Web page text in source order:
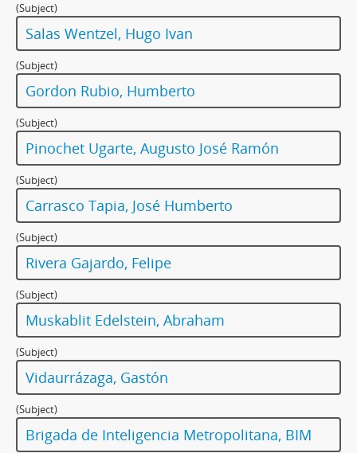
(Subject)
Salas Wentzel, Hugo Ivan
(Subject)
Gordon Rubio, Humberto
(Subject)
Pinochet Ugarte, Augusto José Ramón
(Subject)
Carrasco Tapia, José Humberto
(Subject)
Rivera Gajardo, Felipe
(Subject)
Muskablit Edelstein, Abraham
(Subject)
Vidaurrázaga, Gastón
(Subject)
Brigada de Inteligencia Metropolitana, BIM